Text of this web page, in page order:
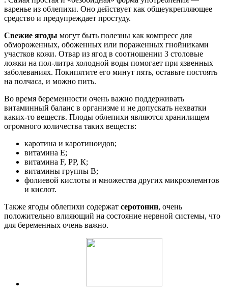
варенье из облепихи. Оно действует как общеукрепляющее
средство и предупреждает простуду.
Свежие ягоды могут быть полезны как компресс для
обмороженных, обоженных или пораженных гнойниками
участков кожи. Отвар из ягод в соотношении 3 столовые
ложки на пол-литра холодной воды помогает при язвенных
заболеваниях. Покипятите его минут пять, оставьте постоять
на полчаса, и можно пить.
Во время беременности очень важно поддерживать
витаминный баланс в организме и не допускать нехватки
каких-то веществ. Плоды облепихи являются хранилищем
огромного количества таких веществ:
каротина и каротиноидов;
витамина Е;
витамина F, РР, К;
витамины группы В;
фолиевой кислоты и множества других микроэлемнтов
и кислот.
Также ягоды облепихи содержат серотонин, очень
положительно влияющий на состояние нервной системы, что
для беременных очень важно.